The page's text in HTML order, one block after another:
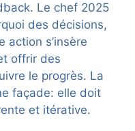
Le chef 2025
des décisions,
action s’insère
offrir des
le progrès. La
façade: elle doit
et itérative.